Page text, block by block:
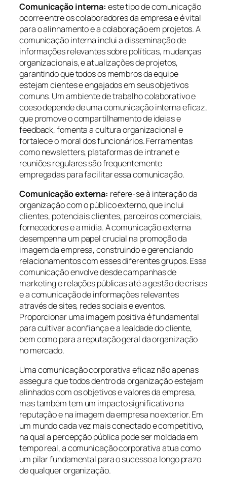
Comunicação interna: este tipo de comunicação
ocorre entre os colaboradores da empresa e é vital
para o alinhamento e a colaboração em projetos. A
comunicação interna inclui a disseminação de
informações relevantes sobre políticas, mudanças
organizacionais, e atualizações de projetos,
garantindo que todos os membros da equipe
estejam cientes e engajados em seus objetivos
comuns. Um ambiente de trabalho colaborativo e
coeso depende de uma comunicação interna eficaz,
que promove o compartilhamento de ideias e
feedback, fomenta a cultura organizacional e
fortalece o moral dos funcionários. Ferramentas
como newsletters, plataformas de intranet e
reuniões regulares são frequentemente
empregadas para facilitar essa comunicação.
Comunicação externa: refere-se à interação da
organização com o público externo, que inclui
clientes, potenciais clientes, parceiros comerciais,
fornecedores e a mídia. A comunicação externa
desempenha um papel crucial na promoção da
imagem da empresa, construindo e gerenciando
relacionamentos com esses diferentes grupos. Essa
comunicação envolve desde campanhas de
marketing e relações públicas até a gestão de crises
e a comunicação de informações relevantes
através de sites, redes sociais e eventos.
Proporcionar uma imagem positiva é fundamental
para cultivar a confiança e a lealdade do cliente,
bem como para a reputação geral da organização
no mercado.
Uma comunicação corporativa eficaz não apenas
assegura que todos dentro da organização estejam
alinhados com os objetivos e valores da empresa,
mas também tem um impacto significativo na
reputação e na imagem da empresa no exterior. Em
um mundo cada vez mais conectado e competitivo,
na qual a percepção pública pode ser moldada em
tempo real, a comunicação corporativa atua como
um pilar fundamental para o sucesso a longo prazo
de qualquer organização.